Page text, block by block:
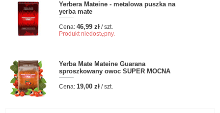
Yerbera Mateine - metalowa puszka na
yerba mate
Cena: 46,99 zł / szt.
Produkt niedostępny.
Yerba Mate Mateine Guarana
sproszkowany owoc SUPER MOCNA
Cena: 19,00 zł / szt.